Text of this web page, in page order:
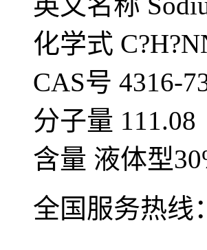
化学式
CAS号 4316-
分子量 111.08
含量 液体型
全国服务热线：